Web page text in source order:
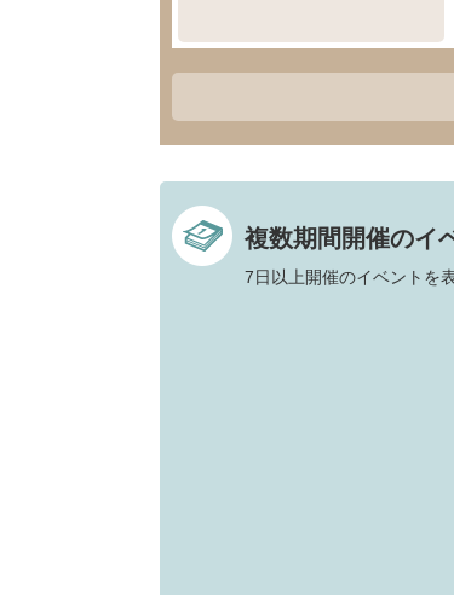
複数期間開催のイ
7日以上開催のイベントを